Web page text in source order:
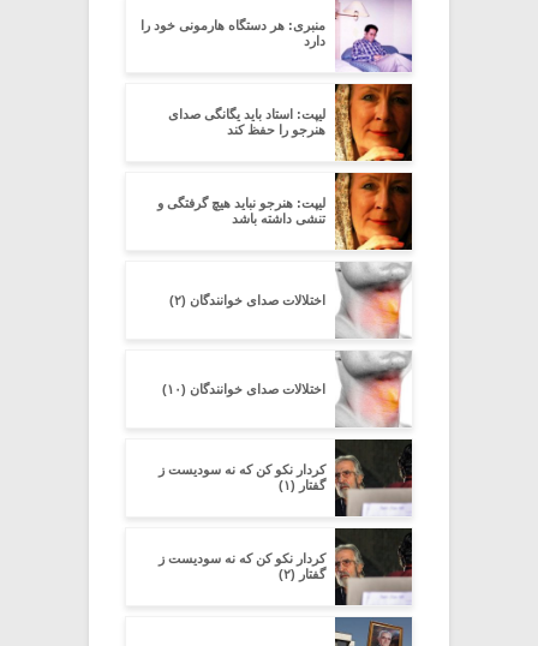
منبری: هر دستگاه هارمونی خود را
دارد
لیپت: استاد باید یگانگی صدای
هنرجو را حفظ کند
لیپت: هنرجو نباید هیچ گرفتگی و
تنشی داشته باشد
اختلالات صدای خوانندگان (۲)
اختلالات صدای خوانندگان (۱۰)
کردار نکو کن که نه سودیست ز
گفتار (۱)
کردار نکو کن که نه سودیست ز
گفتار (۲)